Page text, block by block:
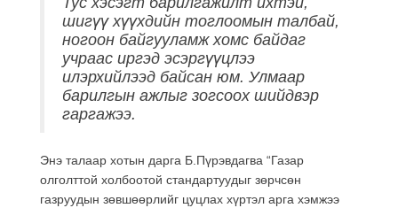
шигүү хүүхдийн тоглоомын талбай,
ногоон байгууламж хомс байдаг
учраас иргэд эсэргүүцлээ
илэрхийлээд байсан юм. Улмаар
барилгын ажлыг зогсоох шийдвэр
гаргажээ.
Энэ талаар хотын дарга Б.Пүрэвдагва “Газар
олголттой холбоотой стандартуудыг зөрчсөн
газруудын зөвшөөрлийг цуцлах хүртэл арга хэмжээ